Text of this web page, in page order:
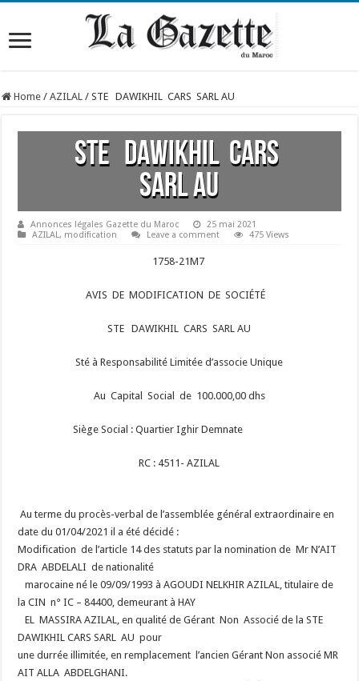
Home / AZILAL / STE DAWIKHIL CARS SARL AU
STE DAWIKHIL CARS
SARL AU
Annonces légales Gazette du Maroc
25 mai 2021
AZILAL, modification Leave a comment 475 Views
1758-21M7
AVIS DE MODIFICATION DE SOCIÉTÉ
STE DAWIKHIL CARS SARL AU
Sté à Responsabilité Limitée d’associe Unique
Au Capital Social de 100.000,00 dhs
Siège Social : Quartier Ighir Demnate
RC : 4511- AZILAL
Au terme du procès-verbal de l’assemblée général extraordinaire en
date du 01/04/2021 il a été décidé :
Modification de l’article 14 des statuts par la nomination de Mr N’AIT
DRA ABDELALI de nationalité
marocaine né le 09/09/1993 à AGOUDI NELKHIR AZILAL, titulaire de
la CIN n° IC – 84400, demeurant à HAY
EL MASSIRA AZILAL, en qualité de Gérant Non Associé de la STE
DAWIKHIL CARS SARL AU pour
une durrée illimitée, en remplacement l’ancien Gérant Non associé MR
AIT ALLA ABDELGHANI.